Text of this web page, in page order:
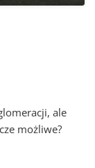
ale
możliwe?